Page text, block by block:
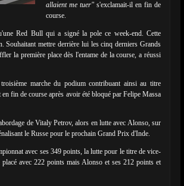
allaient me tuer" s'exclamait-il en fin de
course.
Red Bull qui a signé la pole ce week-end. Cette
Souhaitant mettre derrière lui les cinq derniers Grands
la première place dès l'entame de la course, a réussi
marche du podium contribuant ainsi au titre
fin de course après avoir été bloqué par Felipe Massa
de Vitaly Petrov, alors en lutte avec Alonso, sur
le Russe pour le prochain Grand Prix d'Inde.
avec ses 349 points, la lutte pour le titre de vice-
avec 222 points mais Alonso et ses 212 points et